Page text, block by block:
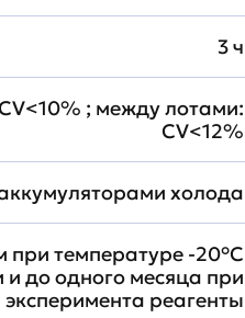
3 ч
; между лотами:
CV<12%
холода
температуре -20°C
и до одного месяца при
реагенты